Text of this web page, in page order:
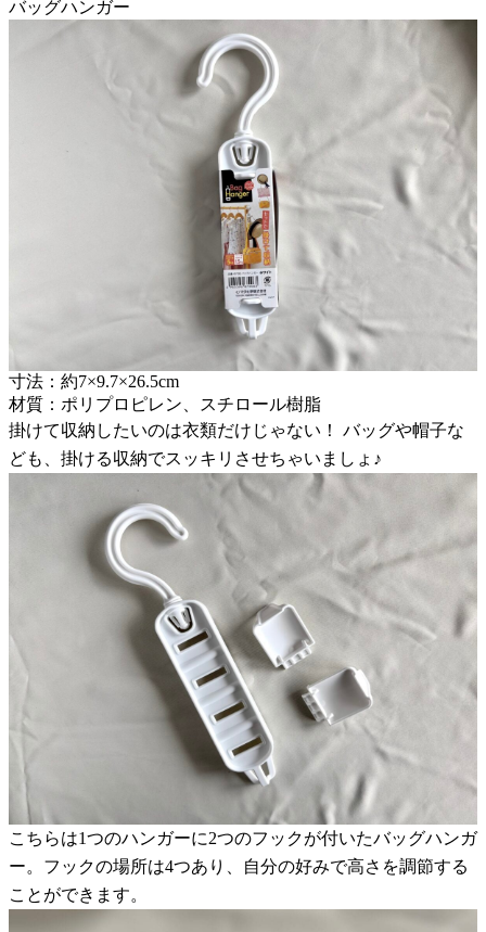
バッグハンガー
寸法：約7×9.7×26.5cm
材質：ポリプロピレン、スチロール樹脂
掛けて収納したいのは衣類だけじゃない！ バッグや帽子な
ども、掛ける収納でスッキリさせちゃいましょ♪
こちらは1つのハンガーに2つのフックが付いたバッグハンガ
ー。フックの場所は4つあり、自分の好みで高さを調節する
ことができます。